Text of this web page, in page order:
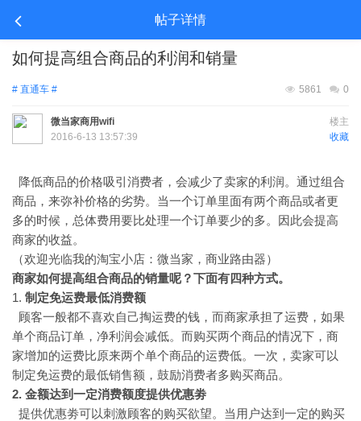
帖子详情
如何提高组合商品的利润和销量
# 直通车 # 0
5861
楼主
微当家商用wifi
收藏
2016-6-13 13:57:39
降低商品的价格吸引消费者，会减少了卖家的利润。通过组合
商品，来弥补价格的劣势。当一个订单里面有两个商品或者更
多的时候，总体费用要比处理一个订单要少的多。因此会提高
商家的收益。
（欢迎光临我的淘宝小店：微当家，商业路由器）
商家如何提高组合商品的销量呢？下面有四种方式。
1. 制定免运费最低消费额
顾客一般都不喜欢自己掏运费的钱，而商家承担了运费，如果
单个商品订单，净利润会减低。而购买两个商品的情况下，商
家增加的运费比原来两个单个商品的运费低。一次，卖家可以
制定免运费的最低销售额，鼓励消费者多购买商品。
2. 金额达到一定消费额度提供优惠劵
提供优惠劵可以刺激顾客的购买欲望。当用户达到一定的购买